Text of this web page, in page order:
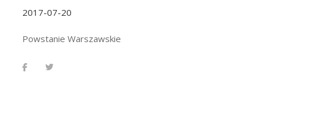
2017-07-20
Powstanie Warszawskie